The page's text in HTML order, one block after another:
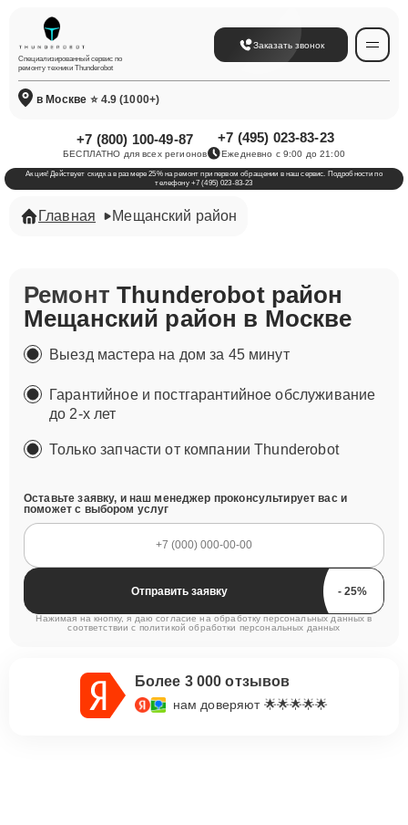
Специализированный сервис по
ремонту техники Thunderobot
Заказать звонок
в Москве ⭐ 4.9 (1000+)
+7 (800) 100-49-87
БЕСПЛАТНО для всех регионов
+7 (495) 023-83-23
Ежедневно с 9:00 до 21:00
Акция! Действует скидка в размере 25% на ремонт при первом обращении в наш сервис. Подробности по
телефону +7 (495) 023-83-23
Главная Мещанский район
РемонтThunderobot район
Мещанский район в Москве
Выезд мастера на дом за 45 минут
Гарантийное и постгарантийное обслуживание
до 2-х лет
Только запчасти от компании Thunderobot
Оставьте заявку, и наш менеджер проконсультирует вас и
поможет с выбором услуг
Отправить заявку
Нажимая на кнопку, я даю согласие на обработку персональных данных в
соответствии с политикой обработки персональных данных
Более 3 000 отзывов
нам доверяют 🌟🌟🌟🌟🌟